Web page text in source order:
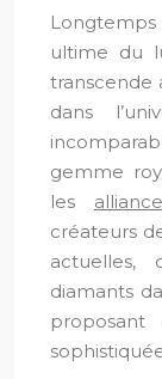
ultime du
transcende
dans
gemme
les
créateurs
actuelles,
diamants